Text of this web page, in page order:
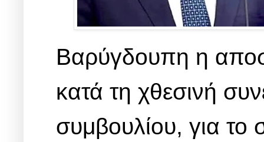
Βαρύγδουπη η
κατά τη χθεσινή
συμβουλίου, για